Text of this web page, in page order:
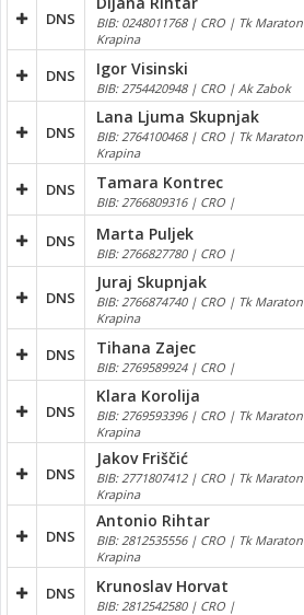
DNS
BIB: 0248011768 | CRO | Tk Maraton
Krapina
DNS Igor Visinski
BIB: 2754420948 | CRO | Ak Zabok
DNS
Lana Ljuma Skupnjak
BIB: 2764100468 | CRO | Tk Maraton
Krapina
DNS Tamara Kontrec
BIB: 2766809316 | CRO |
DNS Marta Puljek
BIB: 2766827780 | CRO |
DNS
Juraj Skupnjak
BIB: 2766874740 | CRO | Tk Maraton
Krapina
DNS Tihana Zajec
BIB: 2769589924 | CRO |
DNS
Klara Korolija
BIB: 2769593396 | CRO | Tk Maraton
Krapina
DNS
Jakov Friščić
BIB: 2771807412 | CRO | Tk Maraton
Krapina
DNS
Antonio Rihtar
BIB: 2812535556 | CRO | Tk Maraton
Krapina
DNS Krunoslav Horvat
BIB: 2812542580 | CRO |